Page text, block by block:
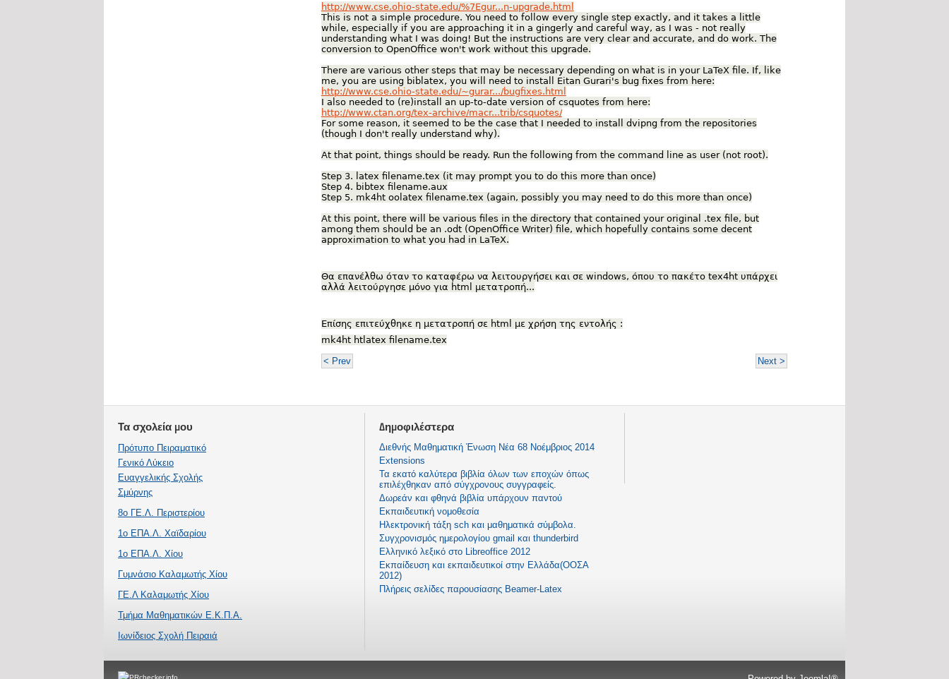
http://www.cse.ohio-state.edu/%7Egur...n-upgrade.html
This is not a simple procedure. You need to follow every single step exactly, and it takes a little
while, especially if you are approaching it in a gingerly and careful way, as I was - not really
understanding what I was doing! But the instructions are very clear and accurate, and do work. The
conversion to OpenOffice won't work without this upgrade.
There are various other steps that may be necessary depending on what is in your LaTeX file. If, like
me, you are using biblatex, you will need to install Eitan Gurari's bug fixes from here:
http://www.cse.ohio-state.edu/~gurar.../bugfixes.html
I also needed to (re)install an up-to-date version of csquotes from here:
http://www.ctan.org/tex-archive/macr...trib/csquotes/
For some reason, it seemed to be the case that I needed to install dvipng from the repositories
(though I don't really understand why).
At that point, things should be ready. Run the following from the command line as user (not root).
Step 3. latex filename.tex (it may prompt you to do this more than once)
Step 4. bibtex filename.aux
Step 5. mk4ht oolatex filename.tex (again, possibly you may need to do this more than once)
At this point, there will be various files in the directory that contained your original .tex file, but
among them should be an .odt (OpenOffice Writer) file, which hopefully contains some decent
approximation to what you had in LaTeX.
Θα επανέλθω όταν το καταφέρω να λειτουργήσει και σε windows, όπου το πακέτο tex4ht υπάρχει
αλλά λειτούργησε μόνο για html μετατροπή...
Επίσης επιτεύχθηκε η μετατροπή σε html με χρήση της εντολής :
mk4ht htlatex filename.tex
< Prev
Next >
Τα σχολεία μου
Πρότυπο Πειραματικό
Γενικό Λύκειο
Ευαγγελικής Σχολής
Σμύρνης
8ο ΓΕ.Λ. Περιστερίου
1ο ΕΠΑ.Λ. Χαϊδαρίου
1ο ΕΠΑ.Λ. Χίου
Γυμνάσιο Καλαμωτής Χίου
ΓΕ.Λ Καλαμωτής Χίου
Τμήμα Μαθηματικών Ε.Κ.Π.Α.
Ιωνίδειος Σχολή Πειραιά
Δημοφιλέστερα
Διεθνής Μαθηματική Ένωση Νέα 68 Νοέμβριος 2014
Extensions
Τα εκατό καλύτερα βιβλία όλων των εποχών όπως
επιλέχθηκαν από σύγχρονους συγγραφείς.
Δωρεάν και φθηνά βιβλία υπάρχουν παντού
Εκπαιδευτική νομοθεσία
Ηλεκτρονική τάξη sch και μαθηματικά σύμβολα.
Συγχρονισμός ημερολογίου gmail και thunderbird
Ελληνικό λεξικό στο Libreoffice 2012
Εκπαίδευση και εκπαιδευτικοί στην Ελλάδα(ΟΟΣΑ
2012)
Πλήρεις σελίδες παρουσίασης Beamer-Latex